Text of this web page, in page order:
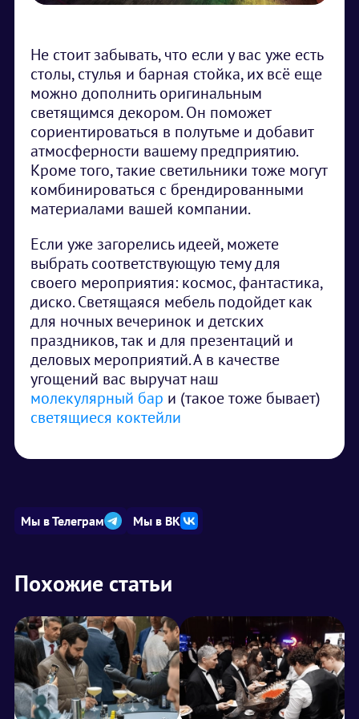
Не стоит забывать, что если у вас уже есть
столы, стулья и барная стойка, их всё еще
можно дополнить оригинальным
светящимся декором. Он поможет
сориентироваться в полутьме и добавит
атмосферности вашему предприятию.
Кроме того, такие светильники тоже могут
комбинироваться с брендированными
материалами вашей компании.
Если уже загорелись идеей, можете
выбрать соответствующую тему для
своего мероприятия: космос, фантастика,
диско. Светящаяся мебель подойдет как
для ночных вечеринок и детских
праздников, так и для презентаций и
деловых мероприятий. А в качестве
угощений вас выручат наш
молекулярный бар и (такое тоже бывает)
светящиеся коктейли
Мы в Телеграм Мы в ВК
Похожие статьи